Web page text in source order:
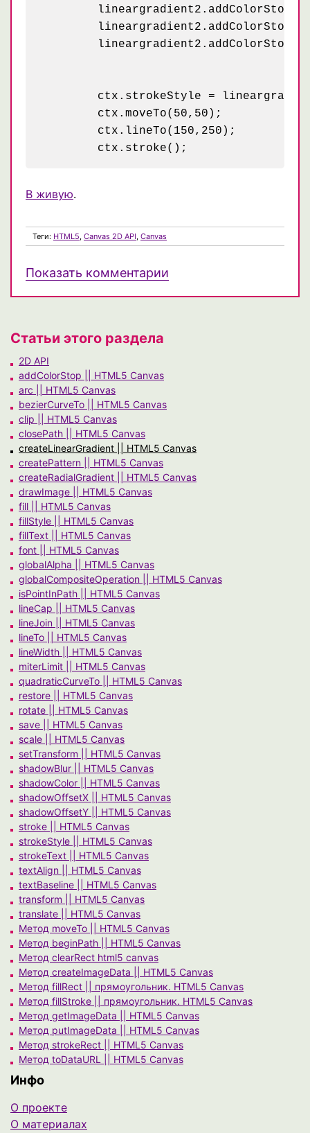
В живую.
Теги: HTML5, Canvas 2D API, Canvas
Показать комментарии
Статьи этого раздела
2D API
addColorStop || HTML5 Canvas
arc || HTML5 Canvas
bezierCurveTo || HTML5 Canvas
clip || HTML5 Canvas
closePath || HTML5 Canvas
createLinearGradient || HTML5 Canvas
createPattern || HTML5 Canvas
createRadialGradient || HTML5 Canvas
drawImage || HTML5 Canvas
fill || HTML5 Canvas
fillStyle || HTML5 Canvas
fillText || HTML5 Canvas
font || HTML5 Canvas
globalAlpha || HTML5 Canvas
globalCompositeOperation || HTML5 Canvas
isPointInPath || HTML5 Canvas
lineCap || HTML5 Canvas
lineJoin || HTML5 Canvas
lineTo || HTML5 Canvas
lineWidth || HTML5 Canvas
miterLimit || HTML5 Canvas
quadraticCurveTo || HTML5 Canvas
restore || HTML5 Canvas
rotate || HTML5 Canvas
save || HTML5 Canvas
scale || HTML5 Canvas
setTransform || HTML5 Canvas
shadowBlur || HTML5 Canvas
shadowColor || HTML5 Canvas
shadowOffsetX || HTML5 Canvas
shadowOffsetY || HTML5 Canvas
stroke || HTML5 Canvas
strokeStyle || HTML5 Canvas
strokeText || HTML5 Canvas
textAlign || HTML5 Canvas
textBaseline || HTML5 Canvas
transform || HTML5 Canvas
translate || HTML5 Canvas
Метод moveTo || HTML5 Canvas
Метод beginPath || HTML5 Canvas
Метод clearRect html5 canvas
Метод createImageData || HTML5 Canvas
Метод fillRect || прямоугольник. HTML5 Canvas
Метод fillStroke || прямоугольник. HTML5 Canvas
Метод getImageData || HTML5 Canvas
Метод putImageData || HTML5 Canvas
Метод strokeRect || HTML5 Canvas
Метод toDataURL || HTML5 Canvas
Инфо
О проекте
О материалах